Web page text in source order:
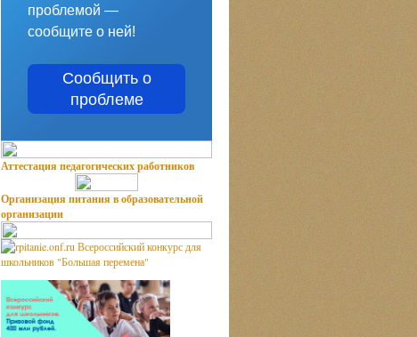
проблемой —
сообщите о ней!
Сообщить о
проблеме
Аттестация педагогических работников
Организация питания в образовательной
организации
Всероссийский конкурс для
школьников "Большая перемена"